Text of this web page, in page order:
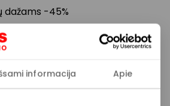
informacija Apie
dažams -45%
diskeliams ir pagaliukams -40%
-40%